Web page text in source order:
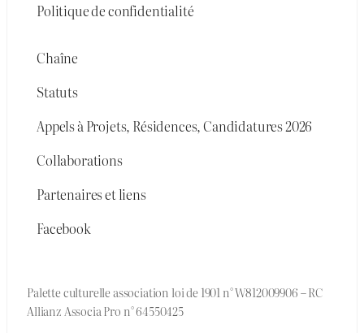
Politique de confidentialité
Chaîne
Statuts
Appels à Projets, Résidences, Candidatures 2026
Collaborations
Partenaires et liens
Facebook
Palette culturelle association loi de 1901 n° W812009906 – RC
Allianz Associa Pro n° 64550425